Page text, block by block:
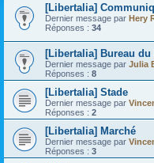
[Libertalia]
Dernier message par Hery
Réponses : 34
[Libertalia] Bureau du
Dernier message par Julia
Réponses : 8
[Libertalia] Stade
Dernier message par
Réponses : 2
[Libertalia] Marché
Dernier message par
Réponses : 3